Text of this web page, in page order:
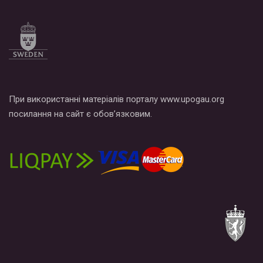
При використанні матеріалів порталу www.upogau.org
посилання на сайт є обов’язковим.